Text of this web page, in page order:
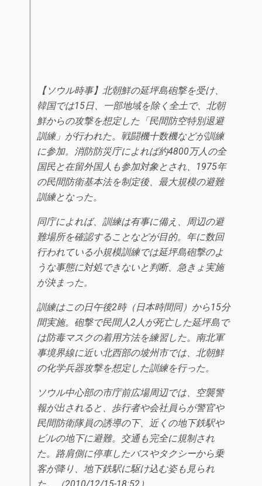
【ソウル時事】北朝鮮の延坪島砲撃を受け、
韓国では15日、一部地域を除く全土で、北朝
鮮からの攻撃を想定した「民間防空特別退避
訓練」が行われた。戦闘機十数機などが訓練
に参加。消防防災庁によれば約4800万人の全
国民と在留外国人も参加対象とされ、1975年
の民間防衛基本法を制定後、最大規模の避難
訓練となった。
同庁によれば、訓練は有事に備え、周辺の避
難場所を確認することなどが目的。年に数回
行われている小規模訓練では延坪島砲撃のよ
うな事態に対処できないと判断、急きょ実施
が決まった。
訓練はこの日午後2時（日本時間同）から15分
間実施。砲撃で民間人2人が死亡した延坪島で
は防毒マスクの着用方法を練習した。南北軍
事境界線に近い北西部の坡州市では、北朝鮮
の化学兵器攻撃を想定した訓練を行った。
ソウル中心部の市庁前広場周辺では、空襲警
報が出されると、歩行者や会社員らが警官や
民間防衛隊員の誘導の下、近くの地下鉄駅や
ビルの地下に避難。交通も完全に規制され
た。路肩側に停車したバスやタクシーから乗
客が降り、地下鉄駅に駆け込む姿も見られ